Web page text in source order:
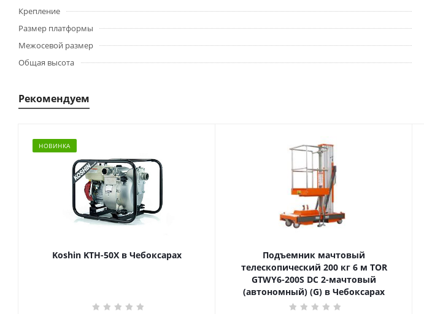
Крепление
Размер платформы
Межосевой размер
Общая высота
Рекомендуем
НОВИНКА
Koshin KTH-50X в Чебоксарах
Подъемник мачтовый
телескопический 200 кг 6 м TOR
GTWY6-200S DC 2-мачтовый
(автономный) (G) в Чебоксарах